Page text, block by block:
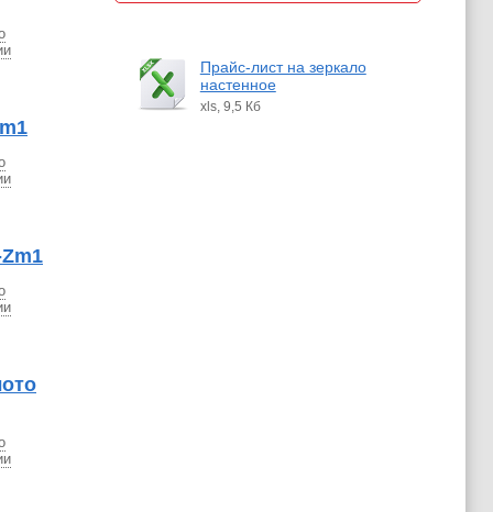
Прайс-лист на зеркало
настенное
xls, 9,5 Кб